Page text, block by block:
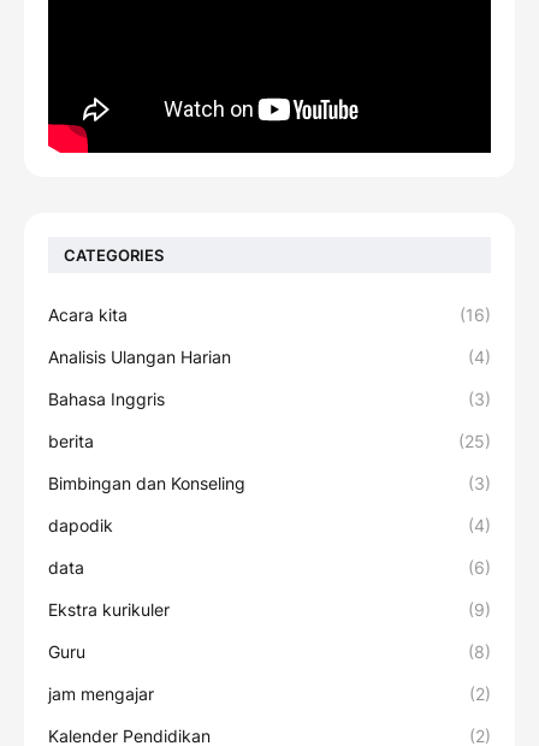
CATEGORIES
Acara kita (16)
Analisis Ulangan Harian (4)
Bahasa Inggris (3)
berita (25)
Bimbingan dan Konseling (3)
dapodik (4)
data (6)
Ekstra kurikuler (9)
Guru (8)
jam mengajar (2)
Kalender Pendidikan (2)